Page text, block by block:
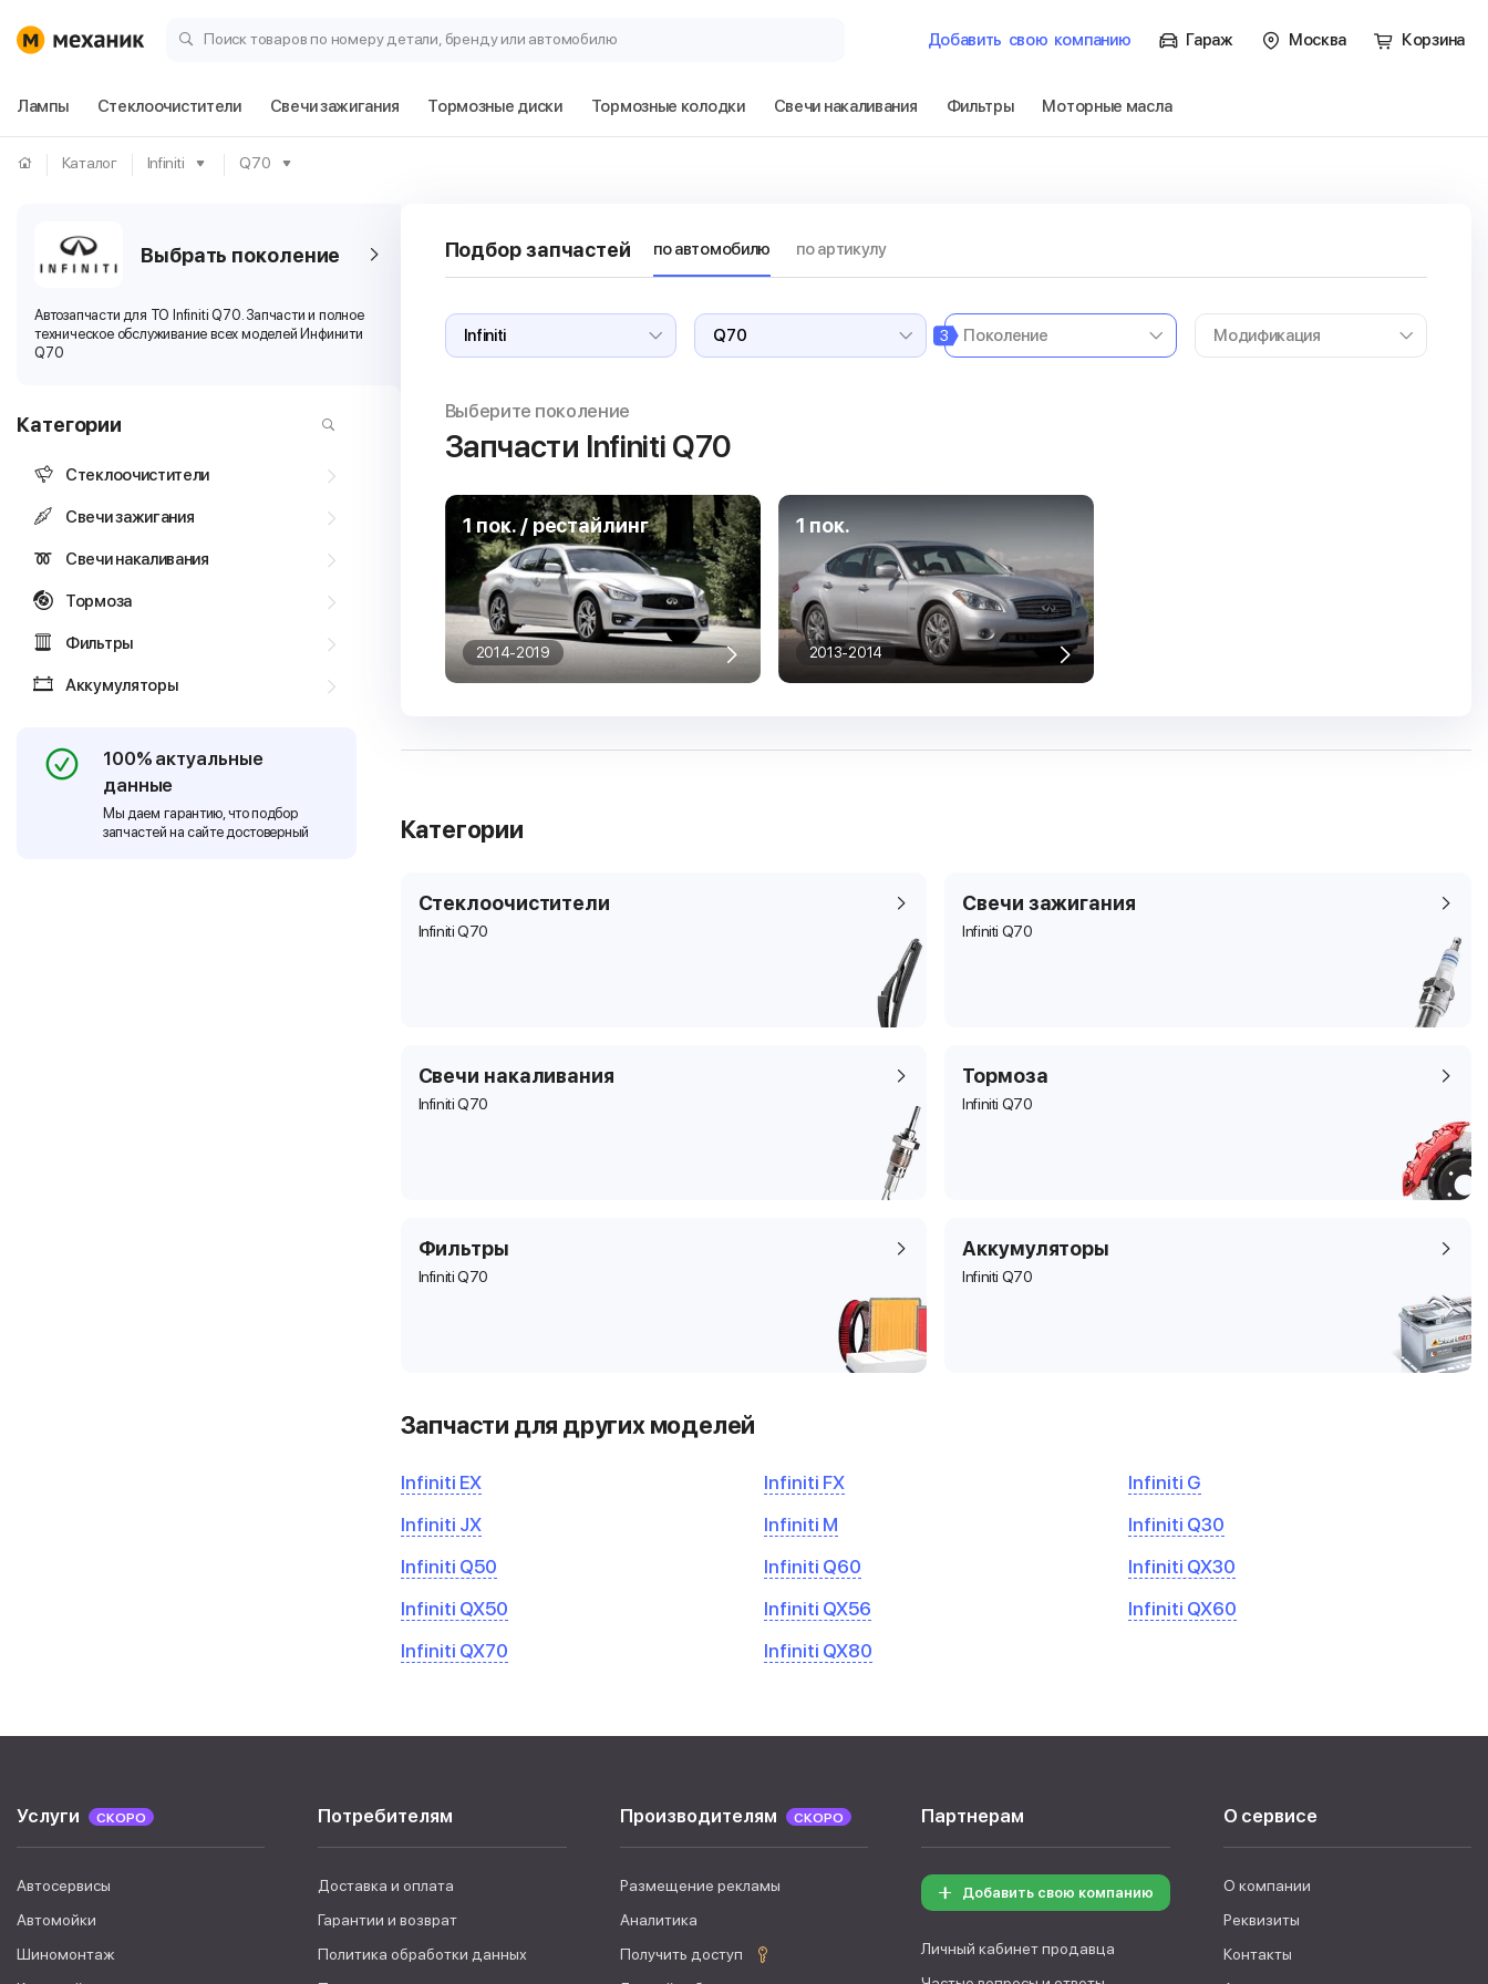
Поиск товаров по номеру детали, бренду или автомобилю Добавить свою компанию Гараж Москва Корзина
Лампы Стеклоочистители Свечи зажигания Тормозные диски Тормозные колодки Свечи накаливания Фильтры Моторные масла
Каталог Infiniti Q70
Выбрать поколение
Автозапчасти для ТО Infiniti Q70. Запчасти и полное
техническое обслуживание всех моделей Инфинити
Q70
Категории
Стеклоочистители
Свечи зажигания
Свечи накаливания
Тормоза
Фильтры
Аккумуляторы
100% актуальные
данные
Мы даем гарантию, что подбор
запчастей на сайте достоверный
Подбор запчастей по автомобилю по артикулу
3
Выберите поколение
Запчасти Infiniti Q70
1 пок. / рестайлинг
2014-2019
1 пок.
2013-2014
Категории
Стеклоочистители
Infiniti Q70
Свечи зажигания
Infiniti Q70
Свечи накаливания
Infiniti Q70
Тормоза
Infiniti Q70
Фильтры
Infiniti Q70
Аккумуляторы
Infiniti Q70
Запчасти для других моделей
Infiniti EX Infiniti FX
Infiniti G
Infiniti JX
Infiniti M
Infiniti Q30
Infiniti Q50
Infiniti Q60
Infiniti QX30
Infiniti QX50
Infiniti QX56
Infiniti QX60
Infiniti QX70
Infiniti QX80
Услуги СКОРО
Автосервисы
Автомойки
Шиномонтаж
Потребителям
Доставка и оплата
Гарантии и возврат
Политика обработки данных
Производителям СКОРО
Размещение рекламы
Аналитика
Получить доступ
Партнерам
Добавить свою компанию
Личный кабинет продавца
О сервисе
О компании
Реквизиты
Контакты